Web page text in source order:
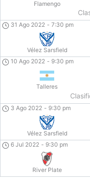
Flamengo
31 Ago 2022 - 7:30 pm
Vélez Sarsfield
10 Ago 2022 - 9:30 pm
Talleres
3 Ago 2022 - 9:30 pm
Vélez Sarsfield
6 Jul 2022 - 9:30 pm
River Plate